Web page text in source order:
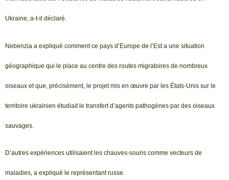
Ukraine, a-t-il déclaré.
Nebenzia a expliqué comment ce pays d’Europe de l’Est a une situation
géographique qui le place au centre des routes migratoires de nombreux
oiseaux et que, précisément, le projet mis en œuvre par les États-Unis sur le
territoire ukrainien étudiait le transfert d’agents pathogènes par des oiseaux
sauvages.
D’autres expériences utilisaient les chauves-souris comme vecteurs de
maladies, a expliqué le représentant russe.